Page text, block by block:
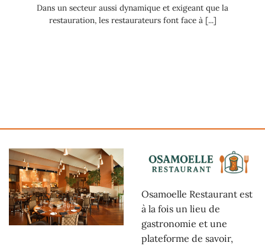
Dans un secteur aussi dynamique et exigeant que la
restauration, les restaurateurs font face à [...]
Osamoelle Restaurant est
à la fois un lieu de
gastronomie et une
plateforme de savoir,